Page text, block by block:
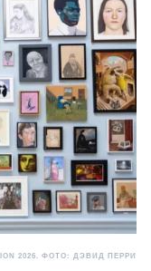
2026. ФОТО: ДЭВИД ПЕРРИ